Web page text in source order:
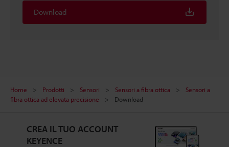
Download
Home Prodotti Sensori Sensori a fibra ottica
Sensori a
fibra ottica ad elevata precisione
Download
CREA IL TUO ACCOUNT
KEYENCE